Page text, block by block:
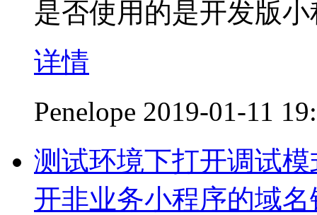
是否使用的是开发版
详情
Penelope 2019-01-11
测试环境下打开调试
开非业务小程序的域名